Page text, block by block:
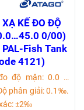
XẠ KẾ ĐO ĐỘ
0/00)
PAL-Fish Tank
4121)
độ mặn: 0.0 …
phân giải: 0.1‰.
±2‰